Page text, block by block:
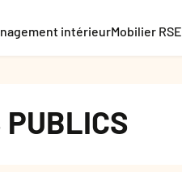
intérieurMobilier RSE
PUBLICS